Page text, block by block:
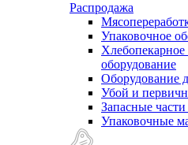
Распродажа
Упаковочное
Хлебопекарное
оборудование
Оборудование
Убой и
Запасные
Упаковочные